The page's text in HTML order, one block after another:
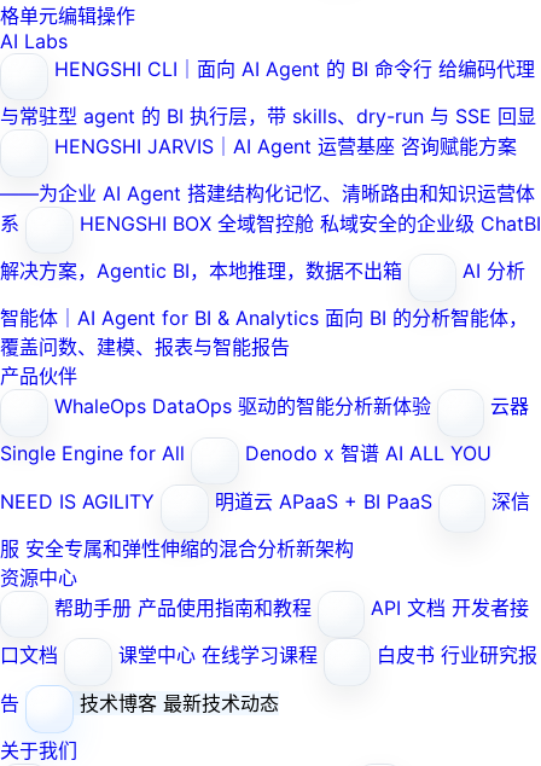
格单元编辑操作
AI Labs
HENGSHI CLI｜面向 AI Agent 的 BI 命令行 给编码代理
与常驻型 agent 的 BI 执行层，带 skills、dry-run 与 SSE 回显
HENGSHI JARVIS｜AI Agent 运营基座 咨询赋能方案
——为企业 AI Agent 搭建结构化记忆、清晰路由和知识运营体
系
HENGSHI BOX 全域智控舱 私域安全的企业级 ChatBI
解决方案，Agentic BI，本地推理，数据不出箱
AI 分析
智能体｜AI Agent for BI & Analytics 面向 BI 的分析智能体，
覆盖问数、建模、报表与智能报告
产品伙伴
WhaleOps DataOps 驱动的智能分析新体验
云器
Single Engine for All
Denodo x 智谱 AI ALL YOU
NEED IS AGILITY
明道云 APaaS + BI PaaS
深信
服 安全专属和弹性伸缩的混合分析新架构
资源中心
帮助手册 产品使用指南和教程 API 文档 开发者接
口文档
课堂中心 在线学习课程 白皮书 行业研究报
告
技术博客 最新技术动态
关于我们